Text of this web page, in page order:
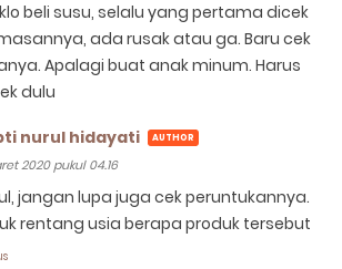
beli susu, selalu yang pertama dicek
ada rusak atau ga. Baru cek
Apalagi buat anak minum. Harus
dulu
nurul hidayati
2020 pukul 04.16
jangan lupa juga cek peruntukannya.
rentang usia berapa produk tersebut